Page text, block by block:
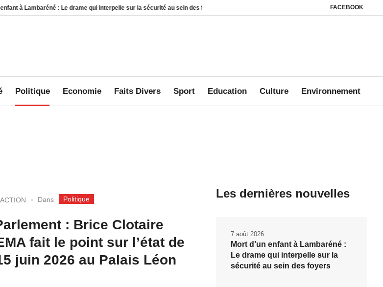
FACEBOOK
: Le drame qui interpelle sur la sécurité au sein des foyers Affaire Mbanié : Ali Akbar Onanga Y’Obegue estime que le Gabon
Politique Economie Faits Divers Sport Education Culture Environnement
Dans Politique
: Brice Clotaire
fait le point sur l’état de
juin 2026 au Palais Léon
Les dernières nouvelles
Mort d’un enfant à Lambaréné :
Le drame qui interpelle sur la
sécurité au sein des foyers
7 août 2026